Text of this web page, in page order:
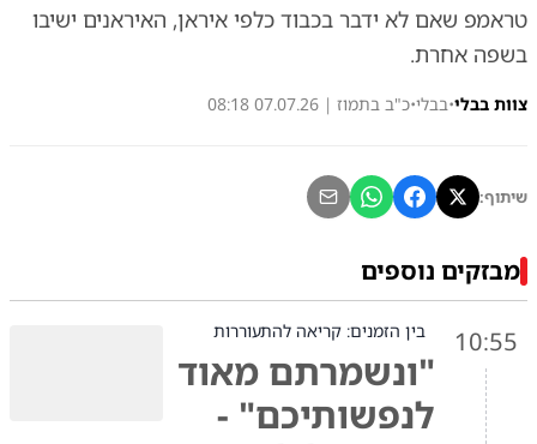
טראמפ שאם לא ידבר בכבוד כלפי איראן, האיראנים ישיבו
בשפה אחרת.
צוות בבלי•בבלי•כ"ב בתמוז | 07.07.26 08:18
שיתוף:
מבזקים נוספים
10:55 בין הזמנים: קריאה להתעוררות
"ונשמרתם מאוד
לנפשותיכם" -